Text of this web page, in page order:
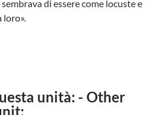
di essere come locuste e
loro».
unità: - Other